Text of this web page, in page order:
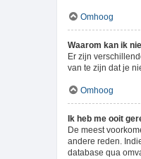
Omhoog
Waarom kan ik
Er zijn
van te zijn dat je
Omhoog
Ik heb me ooit
De meest
andere reden.
database qua